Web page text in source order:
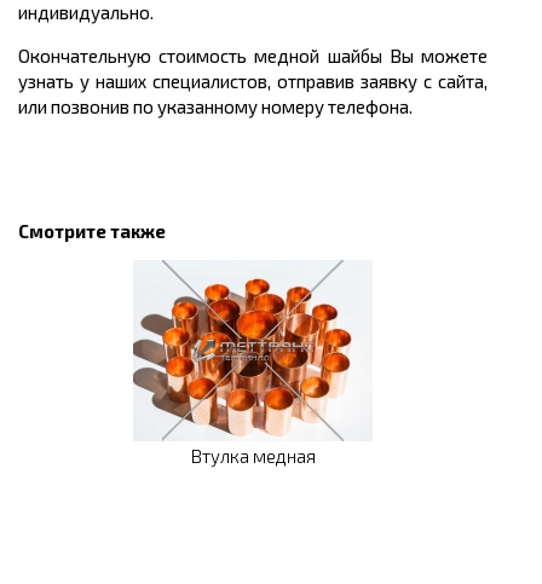
индивидуально.
Окончательную стоимость медной шайбы Вы можете
узнать у наших специалистов, отправив заявку с сайта,
или позвонив по указанному номеру телефона.
Смотрите также
Втулка медная